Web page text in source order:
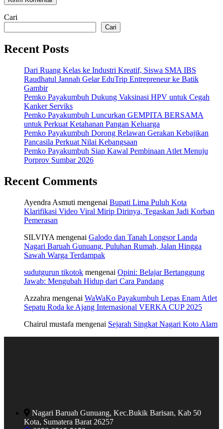
Cari
Cari
Recent Posts
Dari Ruang Kelas ke Industri Kreatif, Siswa SMA IBS
Raudhatul Jannah Gelar EduTrip Entrepreneur ke Batik
Gambir
Pemko Payakumbuh Dukung Vaksinasi HPV untuk Cegah
Kanker Serviks
Pemko Payakumbuh Luncurkan GEMPITA BERSAMA
untuk Perkuat Ketahanan Pangan Keluarga
Pemko Payakumbuh Dorong Relawan Gerakan Kebajikan
Pancasila Perkuat Nilai Kebangsaan
Pemko Payakumbuh Siap Kawal Pembinaan Atlet Menuju
Porprov Sumbar 2026
Recent Comments
Ayendra Asmuti mengenai Bupati Lima Puluh Kota
Klarifikasi Video Viral Mirip Dirinya, Tegaskan Jadi Korban
Pemerasan
SILVIYA mengenai Galodo dan Tanah Longsor Landa
Nagari Baruah Gunuang, Puluhan Rumah, Jalan Hingga
Sawah Warga Terdampak
sudutgurun tikotok mengenai Opini: Belajar Bertanggung
Jawab: Mengubah Hidup dari Cara Pandang
Azzahra mengenai WaWaKo Payakumbuh Lepas Enam Atlet
Sepatu Roda ke Ajang Internasional VERKA CUP 2025
Chairul mustafa mengenai Sejarah Singkat Nagari Koto Alam
Nagari Baruah Gunuang, Kec.Bukik Barisan, Kab 50
Kota, Sumatera Barat 26257